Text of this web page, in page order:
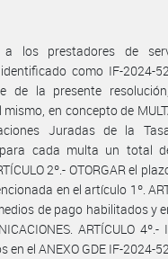
a los prestadores de
como IF-2024-
de la presente
en concepto de
Juradas de la
cada multa un total
2º.- OTORGAR el
en el artículo 1º.
de pago habilitados y
ARTÍCULO
el ANEXO GDE IF-2024-